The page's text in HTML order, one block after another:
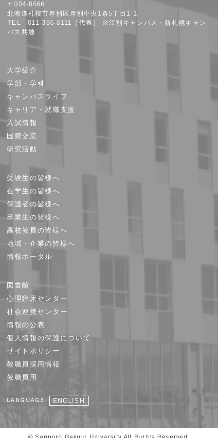
学
〒004-8666
北海道札幌市厚別区厚別中央1条5丁目1-1
TEL 011-386-8111［代表］ ※江別キャンパス・新札幌キャン
パス共通
ト
プ
大学紹介
学部・学科
キャンパスライフ
キャリア・就職支援
入試情報
国際交流
研究活動
受験生の皆様へ
在学生の皆様へ
保護者の皆様へ
卒業生の皆様へ
高校教員の皆様へ
地域・企業の皆様へ
情報ポータル
図書館
心理臨床センター
社会連携センター
情報の公表
個人情報の保護について
サイトポリシー
教職員採用情報
教職員用
LANGUAGE ENGLISH